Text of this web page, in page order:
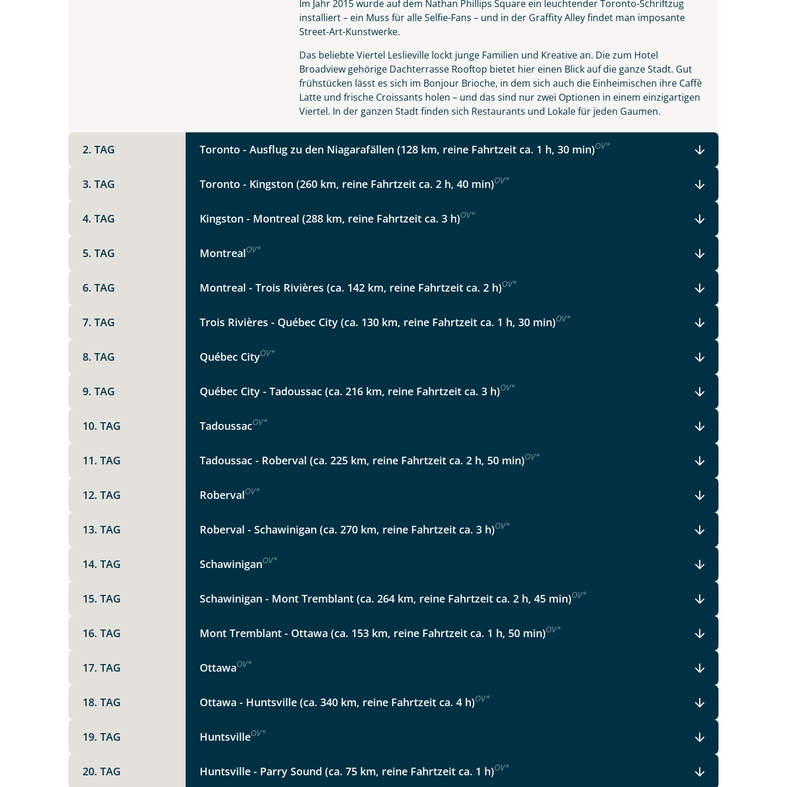
Keine Reisen auf der Merkliste
WhatsApp
per E-Mail senden
Auswahl übernehmen
Auswahl übernehmen
Im Jahr 2015 wurde auf dem Nathan Phillips Square ein leuchtender Toronto-Schriftzug
installiert – ein Muss für alle Selfie-Fans – und in der Graffity Alley findet man imposante
Street-Art-Kunstwerke.
Das beliebte Viertel Leslieville lockt junge Familien und Kreative an. Die zum Hotel
Broadview gehörige Dachterrasse Rooftop bietet hier einen Blick auf die ganze Stadt. Gut
frühstücken lässt es sich im Bonjour Brioche, in dem sich auch die Einheimischen ihre Caffè
Latte und frische Croissants holen – und das sind nur zwei Optionen in einem einzigartigen
Viertel. In der ganzen Stadt finden sich Restaurants und Lokale für jeden Gaumen.
2. TAG Toronto - Ausflug zu den Niagarafällen (128 km, reine Fahrtzeit ca. 1 h, 30 min)OV*
3. TAG Toronto - Kingston (260 km, reine Fahrtzeit ca. 2 h, 40 min)OV*
4. TAG Kingston - Montreal (288 km, reine Fahrtzeit ca. 3 h)OV*
5. TAG MontrealOV*
6. TAG Montreal - Trois Rivières (ca. 142 km, reine Fahrtzeit ca. 2 h)OV*
7. TAG Trois Rivières - Québec City (ca. 130 km, reine Fahrtzeit ca. 1 h, 30 min)OV*
8. TAG Québec CityOV*
9. TAG Québec City - Tadoussac (ca. 216 km, reine Fahrtzeit ca. 3 h)OV*
10. TAG TadoussacOV*
11. TAG Tadoussac - Roberval (ca. 225 km, reine Fahrtzeit ca. 2 h, 50 min)OV*
12. TAG RobervalOV*
13. TAG Roberval - Schawinigan (ca. 270 km, reine Fahrtzeit ca. 3 h)OV*
14. TAG SchawiniganOV*
15. TAG Schawinigan - Mont Tremblant (ca. 264 km, reine Fahrtzeit ca. 2 h, 45 min)OV*
16. TAG Mont Tremblant - Ottawa (ca. 153 km, reine Fahrtzeit ca. 1 h, 50 min)OV*
17. TAG OttawaOV*
18. TAG Ottawa - Huntsville (ca. 340 km, reine Fahrtzeit ca. 4 h)OV*
19. TAG HuntsvilleOV*
20. TAG Huntsville - Parry Sound (ca. 75 km, reine Fahrtzeit ca. 1 h)OV*
Option 2
Datenschutz & Transparenz ist uns sehr wichtig!
Datenschutzerklärungund Widerrufhinweise zur Kenntnis genommen und akzeptiert haben.